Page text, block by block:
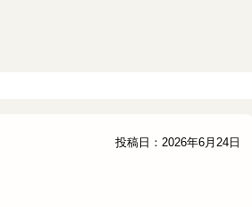
投稿日：2026年6月24日